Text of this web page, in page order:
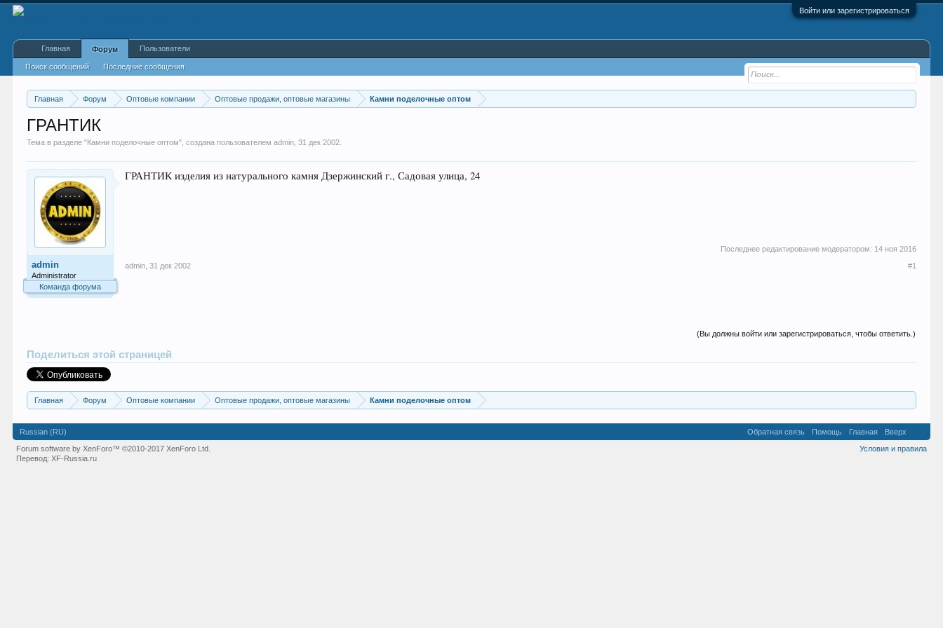
Войти или зарегистрироваться
Главная Форум Оптовые компании Оптовые продажи, оптовые магазины Камни поделочные оптом
ГРАНТИК
Тема в разделе "Камни поделочные оптом", создана пользователемadmin ,31 дек 2002
admin
Administrator
Команда форума
ГРАНТИК изделия из натурального камня Дзержинский г., Садовая улица, 24
Последнее редактирование модератором: 14 ноя 2016
admin 31 дек 2002 #1
(Вы должны войти или зарегистрироваться, чтобы ответить.)
Поделиться этой страницей
Главная Форум Оптовые компании Оптовые продажи, оптовые магазины Камни поделочные оптом
Главная Форум
Поиск сообщений Последние сообщения
Пользователи
Russian (RU) Обратная связь Помощь Главная
Вверх
Условия и правила
Forum software by XenForo™©2010-2017 XenForo Ltd.
Перевод:XF-Russia.ru